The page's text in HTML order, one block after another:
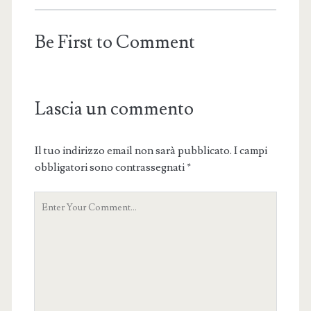
Be First to Comment
Lascia un commento
Il tuo indirizzo email non sarà pubblicato. I campi
obbligatori sono contrassegnati*